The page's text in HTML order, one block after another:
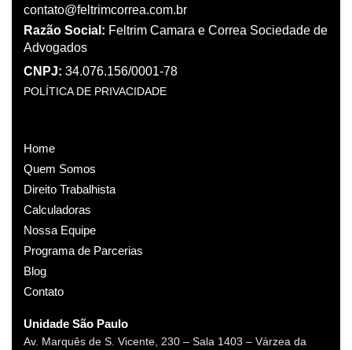
contato@feltrimcorrea.com.br
Razão Social: Feltrim Camara e Correa Sociedade de
Advogados
CNPJ: 34.076.156/0001-78
POLÍTICA DE PRIVACIDADE
Home
Quem Somos
Direito Trabalhista
Calculadoras
Nossa Equipe
Programa de Parcerias
Blog
Contato
Unidade São Paulo
Av. Marquês de S. Vicente, 230 – Sala 1403 – Várzea da